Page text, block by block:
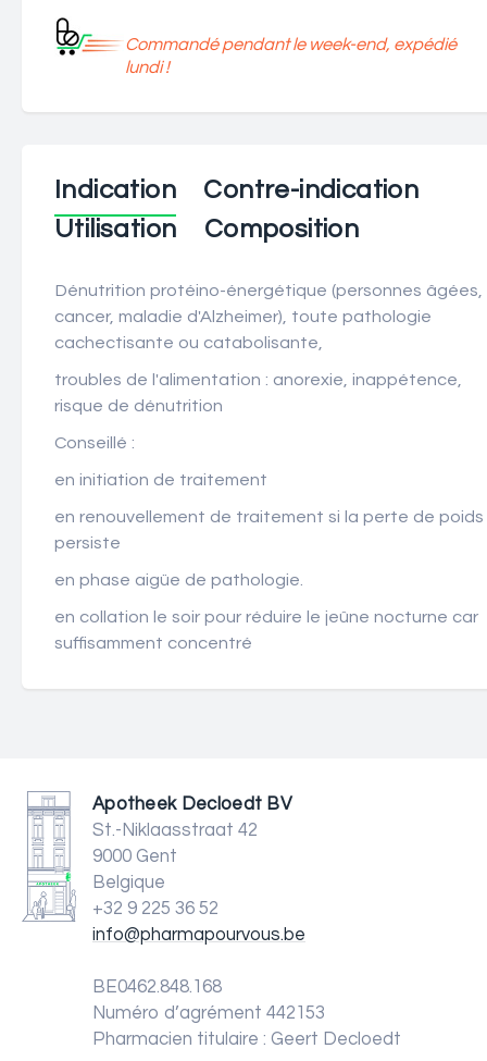
Commandé pendant le week-end, expédié
lundi !
Indication
Contre-indication
Utilisation
Composition
Dénutrition protéino-énergétique (personnes âgées,
cancer, maladie d'Alzheimer), toute pathologie
cachectisante ou catabolisante,
troubles de l'alimentation : anorexie, inappétence,
risque de dénutrition
Conseillé :
en initiation de traitement
en renouvellement de traitement si la perte de poids
persiste
en phase aigüe de pathologie.
en collation le soir pour réduire le jeûne nocturne car
suffisamment concentré
Apotheek Decloedt BV
St.-Niklaasstraat 42
9000 Gent
Belgique
+32 9 225 36 52
info@pharmapourvous.be
BE0462.848.168
Numéro d’agrément 442153
Pharmacien titulaire : Geert Decloedt